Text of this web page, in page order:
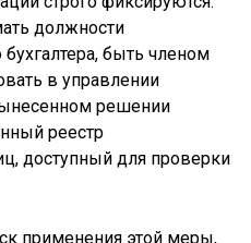
должности
быть членом
в управлении
решении
реестр
доступный для проверки
применения этой меры,